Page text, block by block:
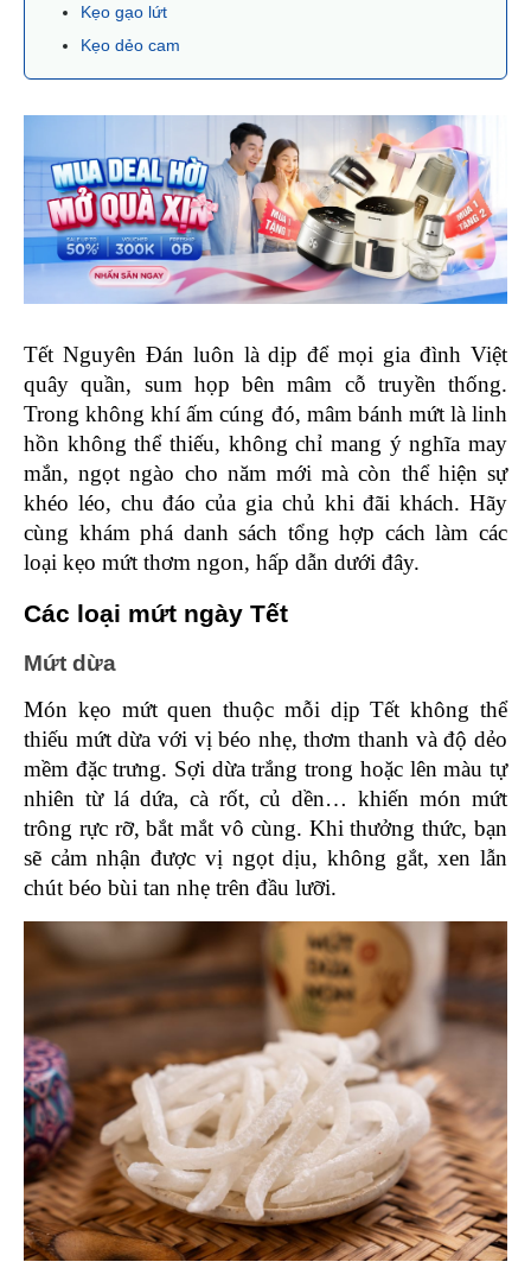
Kẹo gạo lứt
Kẹo dẻo cam
Tết Nguyên Đán luôn là dịp để mọi gia đình Việt
quây quần, sum họp bên mâm cỗ truyền thống.
Trong không khí ấm cúng đó, mâm bánh mứt là linh
hồn không thể thiếu, không chỉ mang ý nghĩa may
mắn, ngọt ngào cho năm mới mà còn thể hiện sự
khéo léo, chu đáo của gia chủ khi đãi khách. Hãy
cùng khám phá danh sách tổng hợp cách làm các
loại kẹo mứt thơm ngon, hấp dẫn dưới đây.
Các loại mứt ngày Tết
Mứt dừa
Món kẹo mứt quen thuộc mỗi dịp Tết không thể
thiếu mứt dừa với vị béo nhẹ, thơm thanh và độ dẻo
mềm đặc trưng. Sợi dừa trắng trong hoặc lên màu tự
nhiên từ lá dứa, cà rốt, củ dền… khiến món mứt
trông rực rỡ, bắt mắt vô cùng. Khi thưởng thức, bạn
sẽ cảm nhận được vị ngọt dịu, không gắt, xen lẫn
chút béo bùi tan nhẹ trên đầu lưỡi.